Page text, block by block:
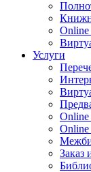
Online
Услуги
Online
Online
Заказ